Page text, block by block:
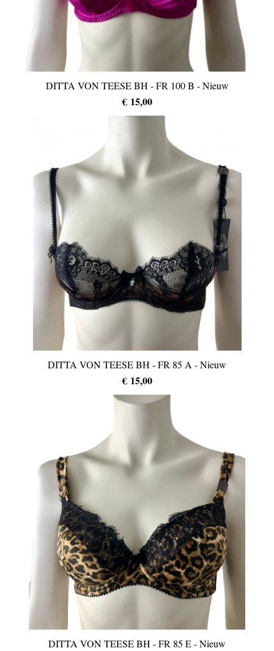
DITTA VON TEESE BH - FR 100 B - Nieuw
€ 15,00
DITTA VON TEESE BH - FR 85 A - Nieuw
€ 15,00
DITTA VON TEESE BH - FR 85 E - Nieuw